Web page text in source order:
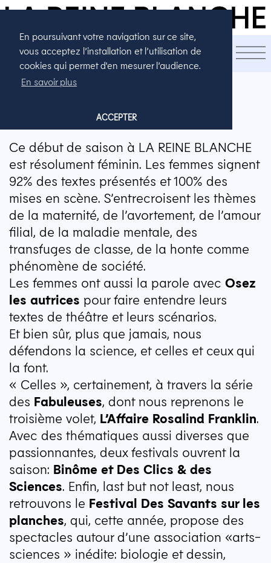
LA SAISON
En poursuivant votre navigation sur ce site,
vous acceptez l’installation et l’utilisation de
cookies qui permet d'en mesurer l’audience.
En savoir plus
ACCEPTER
SAISON 2025 - 2026
Ce début de saison à LA REINE BLANCHE
est résolument féminin. Les femmes signent
92% des textes présentés et 100% des
mises en scène. S’entrecroisent les thèmes
de la maternité, de l’avortement, de l’amour
filial, de la maladie mentale, des
transfuges de classe, de la honte comme
phénomène de société.
Les femmes ont aussi la parole avec Osez
les autrices pour faire entendre leurs
textes de théâtre et leurs scénarios.
Et bien sûr, plus que jamais, nous
défendons la science, et celles et ceux qui
la font.
« Celles », certainement, à travers la série
des Fabuleuses, dont nous reprenons le
troisième volet, L’Affaire Rosalind Franklin.
Avec des thématiques aussi diverses que
passionnantes, deux festivals ouvrent la
saison: Binôme et Des Clics & des
Sciences. Enfin, last but not least, nous
retrouvons le Festival Des Savants sur les
planches, qui, cette année, propose des
spectacles autour d’une association «arts-
sciences » inédite: biologie et dessin,